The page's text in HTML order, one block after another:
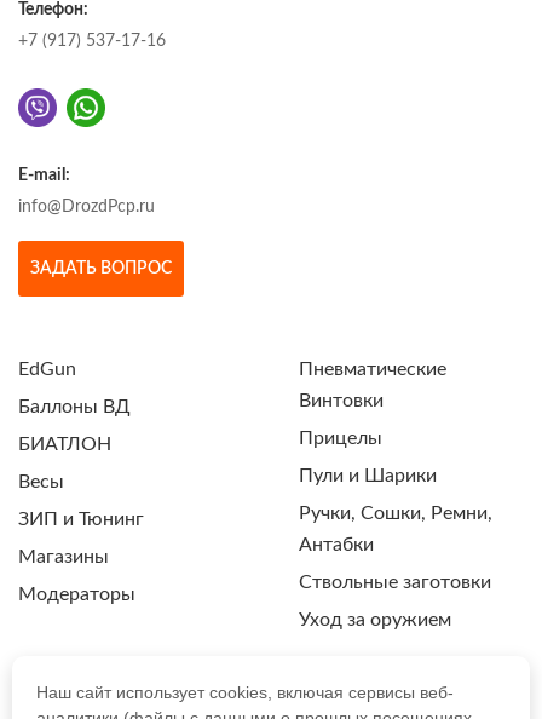
Телефон:
+7 (917) 537-17-16
E-mail:
info@DrozdPcp.ru
ЗАДАТЬ ВОПРОС
EdGun
Баллоны ВД
БИАТЛОН
Весы
ЗИП и Тюнинг
Магазины
Модераторы
Пневматические
Винтовки
Прицелы
Пули и Шарики
Ручки, Сошки, Ремни,
Антабки
Ствольные заготовки
Уход за оружием
Наш сайт использует cookies, включая сервисы веб-